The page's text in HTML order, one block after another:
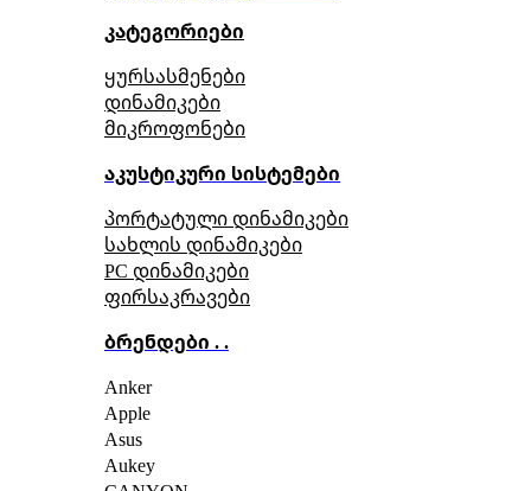
კატეგორიები
ყურსასმენები
დინამიკები
მიკროფონები
აკუსტიკური სისტემები
პორტატული დინამიკები
სახლის დინამიკები
PC დინამიკები
ფირსაკრავები
ბრენდები . .
Anker
Apple
Asus
Aukey